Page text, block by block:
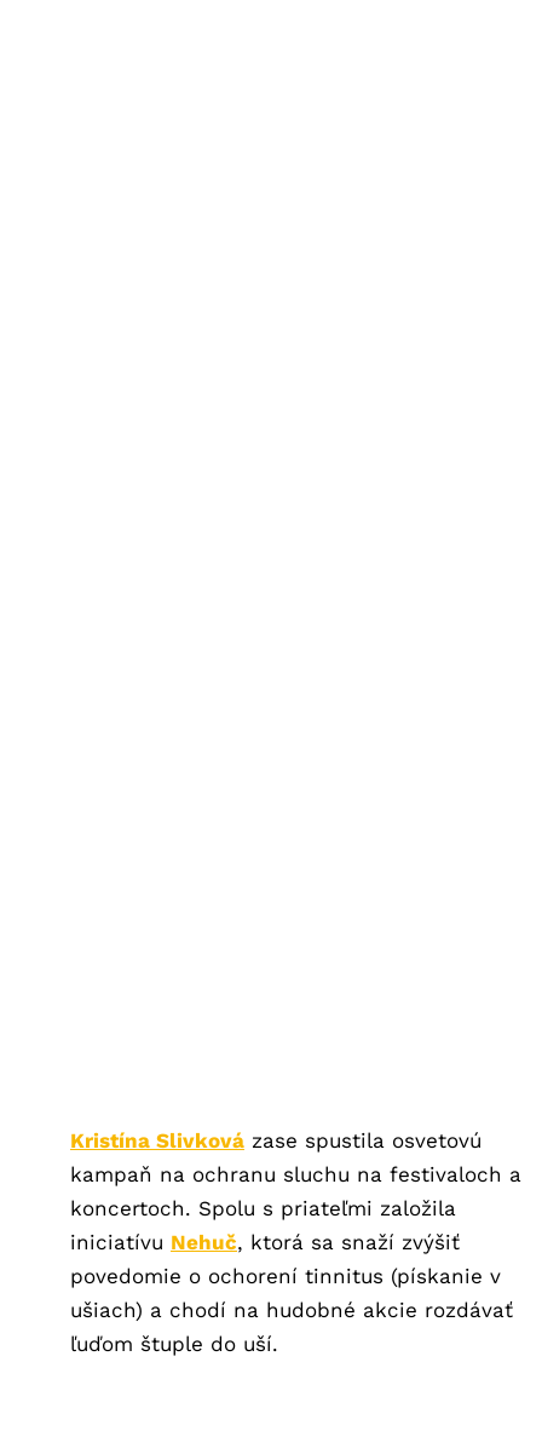
Kristína Slivková zase spustila osvetovú
kampaň na ochranu sluchu na festivaloch a
koncertoch. Spolu s priateľmi založila
iniciatívu Nehuč, ktorá sa snaží zvýšiť
povedomie o ochorení tinnitus (pískanie v
ušiach) a chodí na hudobné akcie rozdávať
ľuďom štuple do uší.